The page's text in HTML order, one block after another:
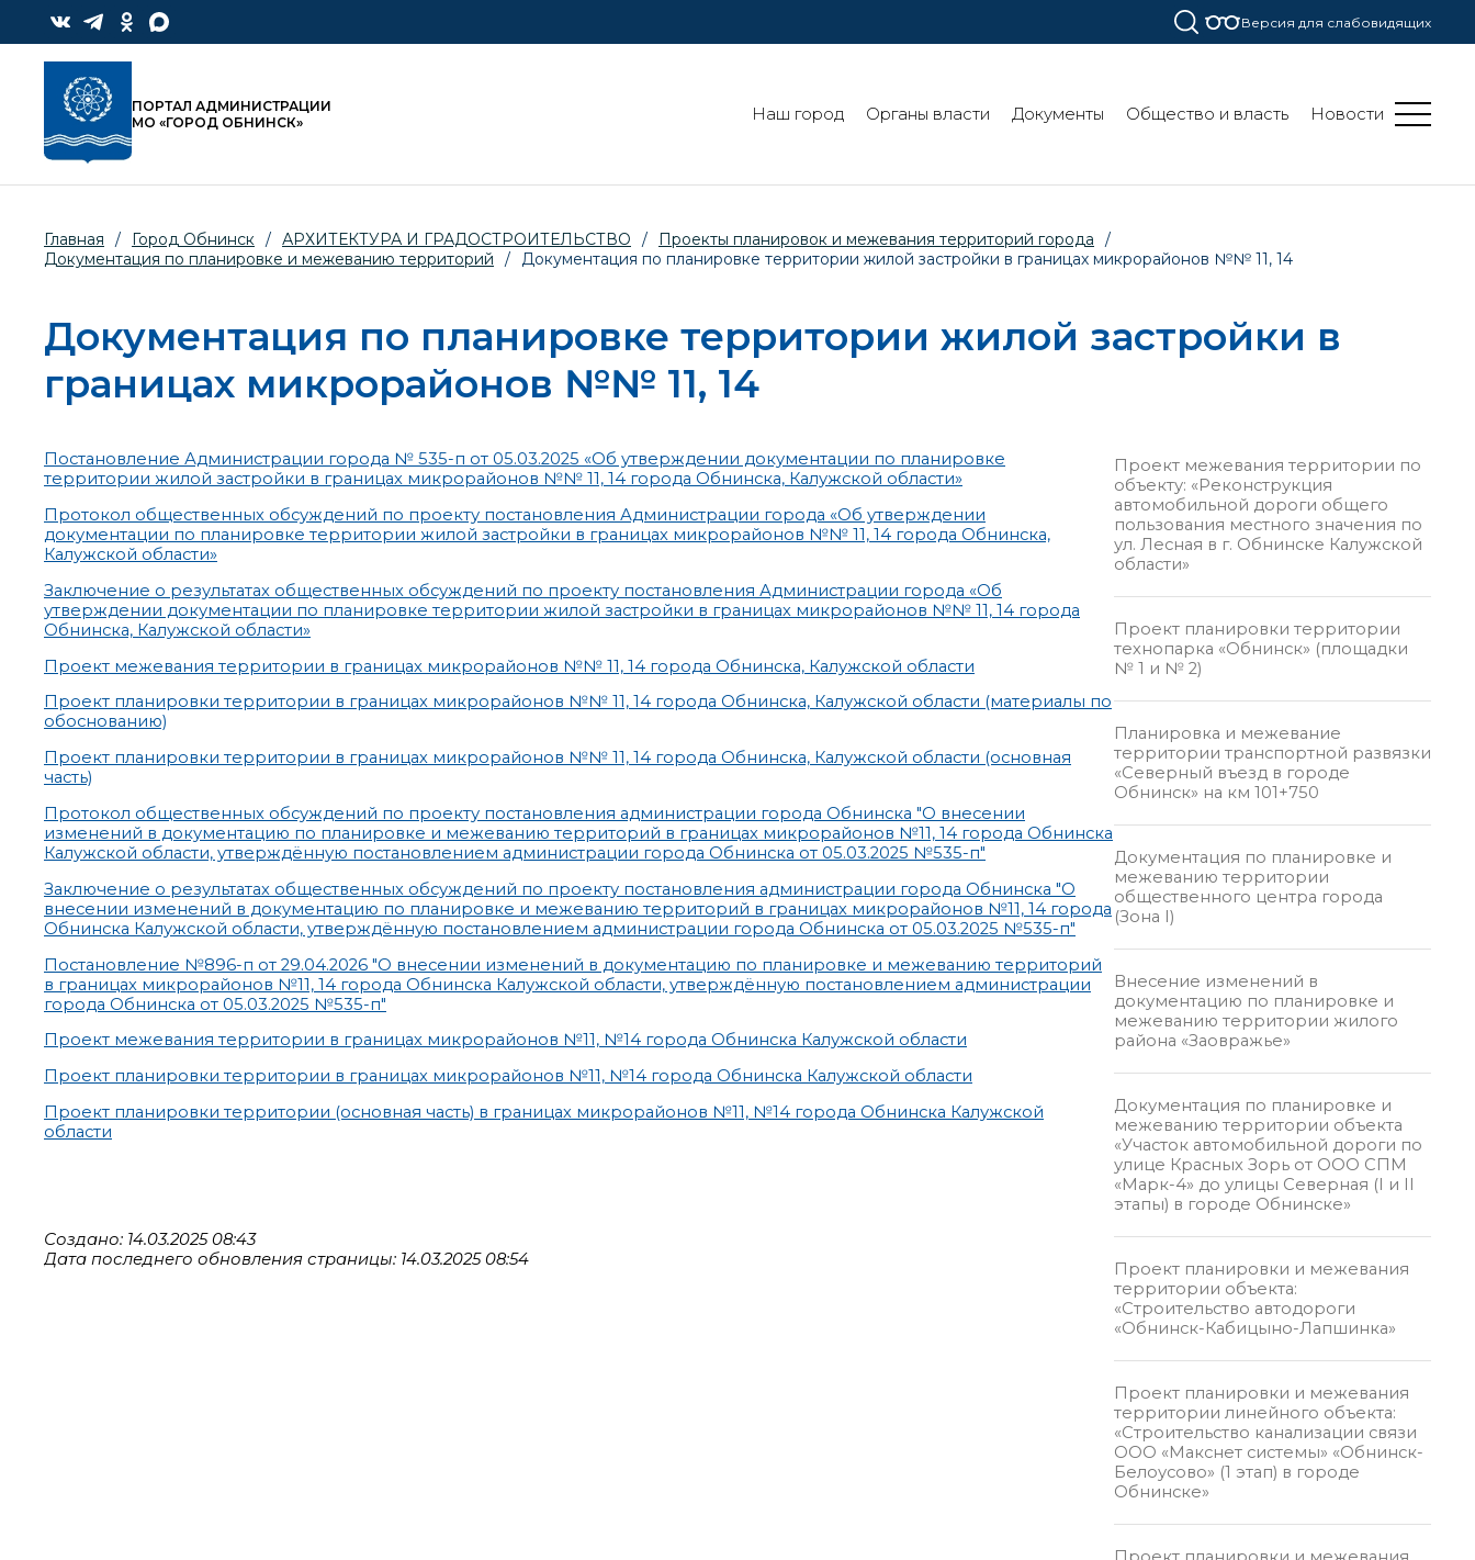
Версия для слабовидящих
ПОРТАЛ АДМИНИСТРАЦИИ
МО «ГОРОД ОБНИНСК»
Наш город Органы власти Документы Общество и власть Новости
Главная / Город Обнинск / АРХИТЕКТУРА И ГРАДОСТРОИТЕЛЬСТВО / Проекты планировок и межевания территорий города
/
Документация по планировке и межеванию территорий
/ Документация по планировке территории жилой застройки в границах микрорайонов №№ 11, 14
Документация по планировке территории жилой застройки в
границах микрорайонов №№ 11, 14
Постановление Администрации города № 535-п от 05.03.2025 «Об утверждении документации по планировке
территории жилой застройки в границах микрорайонов №№ 11, 14 города Обнинска, Калужской области»
Протокол общественных обсуждений по проекту постановления Администрации города «Об утверждении
документации по планировке территории жилой застройки в границах микрорайонов №№ 11, 14 города Обнинска,
Калужской области»
Заключение о результатах общественных обсуждений по проекту постановления Администрации города «Об
утверждении документации по планировке территории жилой застройки в границах микрорайонов №№ 11, 14 города
Обнинска, Калужской области»
Проект межевания территории в границах микрорайонов №№ 11, 14 города Обнинска, Калужской области
Проект планировки территории в границах микрорайонов №№ 11, 14 города Обнинска, Калужской области (материалы по
обоснованию)
Проект планировки территории в границах микрорайонов №№ 11, 14 города Обнинска, Калужской области (основная
часть)
Протокол общественных обсуждений по проекту постановления администрации города Обнинска "О внесении
изменений в документацию по планировке и межеванию территорий в границах микрорайонов №11, 14 города Обнинска
Калужской области, утверждённую постановлением администрации города Обнинска от 05.03.2025 №535-п"
Заключение о результатах общественных обсуждений по проекту постановления администрации города Обнинска "О
внесении изменений в документацию по планировке и межеванию территорий в границах микрорайонов №11, 14 города
Обнинска Калужской области, утверждённую постановлением администрации города Обнинска от 05.03.2025 №535-п"
Постановление №896-п от 29.04.2026 "О внесении изменений в документацию по планировке и межеванию территорий
в границах микрорайонов №11, 14 города Обнинска Калужской области, утверждённую постановлением администрации
города Обнинска от 05.03.2025 №535-п"
Проект межевания территории в границах микрорайонов №11, №14 города Обнинска Калужской области
Проект планировки территории в границах микрорайонов №11, №14 города Обнинска Калужской области
Проект планировки территории (основная часть) в границах микрорайонов №11, №14 города Обнинска Калужской
области
Создано: 14.03.2025 08:43
Дата последнего обновления страницы: 14.03.2025 08:54
Проект межевания территории по
объекту: «Реконструкция
автомобильной дороги общего
пользования местного значения по
ул. Лесная в г. Обнинске Калужской
области»
Проект планировки территории
технопарка «Обнинск» (площадки
№ 1 и № 2)
Планировка и межевание
территории транспортной развязки
«Северный въезд в городе
Обнинск» на км 101+750
Документация по планировке и
межеванию территории
общественного центра города
(Зона I)
Внесение изменений в
документацию по планировке и
межеванию территории жилого
района «Заовражье»
Документация по планировке и
межеванию территории объекта
«Участок автомобильной дороги по
улице Красных Зорь от ООО СПМ
«Марк-4» до улицы Северная (I и II
этапы) в городе Обнинске»
Проект планировки и межевания
территории объекта:
«Строительство автодороги
«Обнинск-Кабицыно-Лапшинка»
Проект планировки и межевания
территории линейного объекта:
«Строительство канализации связи
ООО «Макснет системы» «Обнинск-
Белоусово» (1 этап) в городе
Обнинске»